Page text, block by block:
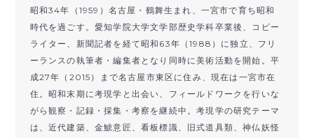
昭和34年（1959）名古屋・鶴舞生まれ、一宮市で育ち昭和
時代を過ごす。愛知学院大学文学部歴史学科卒業後、コピー
ライター、新聞記者を経て昭和63年（1988）に独立、フリ
ーランスの執筆者・編集者となり同時に美術活動を開始。平
成27年（2015）まで名古屋市東区に住み、現在は一宮市在
住。昭和末期に考現学と出会い、フィールドワークを行いな
がら観察・記録・採集・考察を継続中。考現学の研究テーマ
は、近代建築、金鯱意匠、看板標識、旧式道具類、神仏妖怪